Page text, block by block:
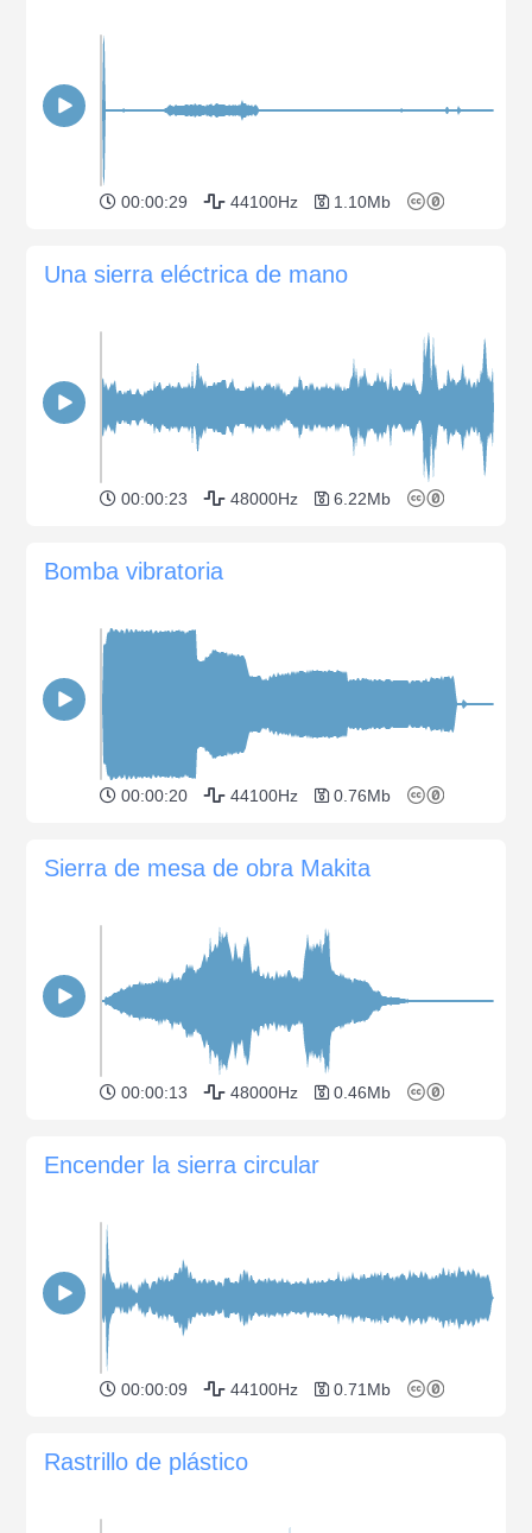
00:00:29 44100Hz 1.10Mb
Una sierra eléctrica de mano
00:00:23 48000Hz 6.22Mb
Bomba vibratoria
00:00:20 44100Hz 0.76Mb
Sierra de mesa de obra Makita
00:00:13 48000Hz 0.46Mb
Encender la sierra circular
00:00:09 44100Hz 0.71Mb
Rastrillo de plástico